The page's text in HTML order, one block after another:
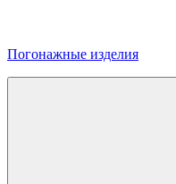
Погонажные изделия